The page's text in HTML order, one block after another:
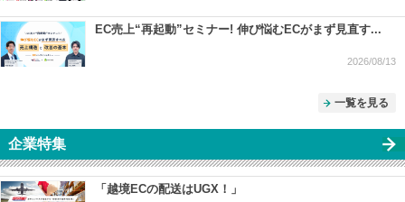
EC売上“再起動”セミナー! 伸び悩むECがまず見直す...
2026/08/13
一覧を見る
企業特集
「越境ECの配送はUGX！」